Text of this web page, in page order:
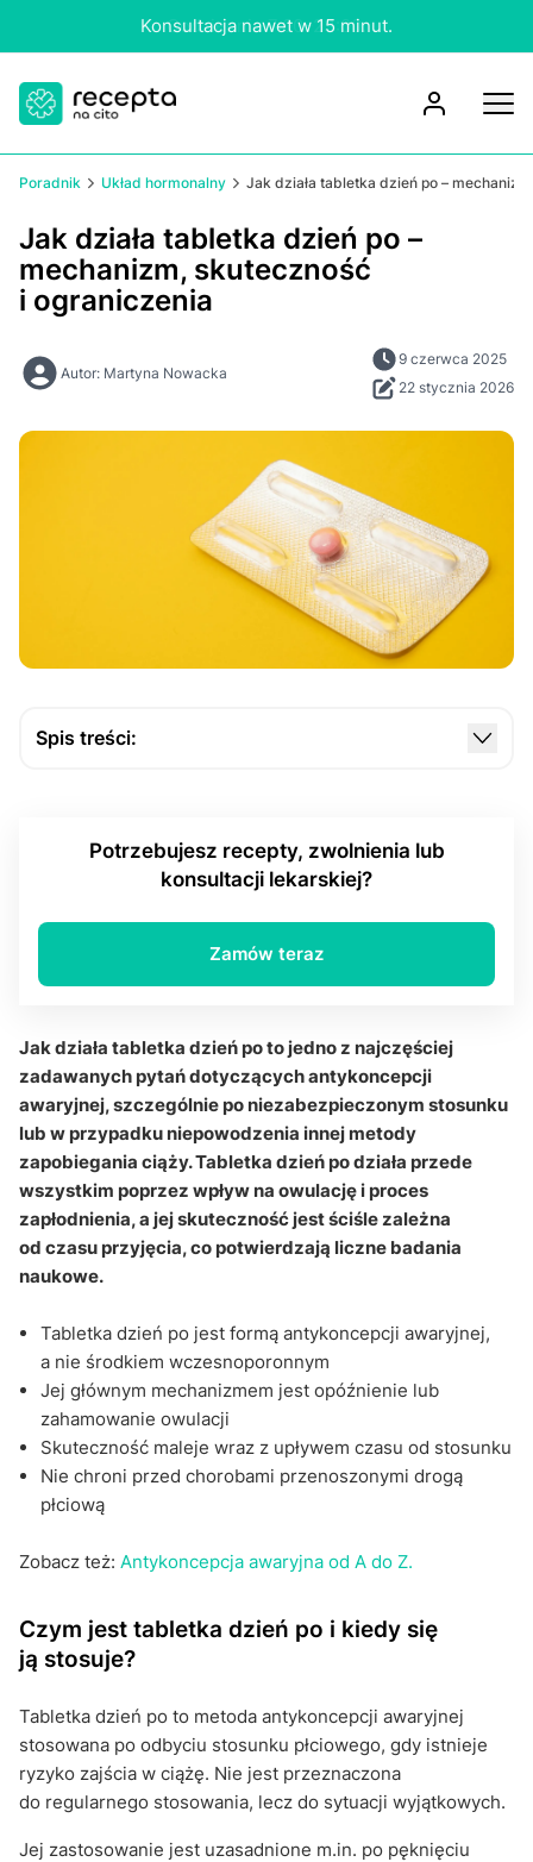
Konsultacja nawet w 15 minut.
Poradnik Układ hormonalny Jak działa tabletka dzień po –
Jak działa tabletka dzień po –
mechanizm, skuteczność
i ograniczenia
Autor: Martyna Nowacka
9 czerwca 2025
22 stycznia 2026
Spis treści:
Jak owulacja wpływa na działanie tabletki dzień
Czy tabletka dzień po wpływa na implantację?
Czy tabletka dzień po chroni przed ciążą i
chorobami przenoszonymi drogą płciową?
Sekcja pytań i odpowiedzi
Potrzebujesz recepty, zwolnienia lub
konsultacji lekarskiej?
Zamów teraz
Jak działa tabletka dzień po to jedno z najczęściej
zadawanych pytań dotyczących antykoncepcji
awaryjnej, szczególnie po niezabezpieczonym stosunku
lub w przypadku niepowodzenia innej metody
zapobiegania ciąży. Tabletka dzień po działa przede
wszystkim poprzez wpływ na owulację i proces
zapłodnienia, a jej skuteczność jest ściśle zależna
od czasu przyjęcia, co potwierdzają liczne badania
naukowe.
Tabletka dzień po jest formą antykoncepcji awaryjnej,
a nie środkiem wczesnoporonnym
Jej głównym mechanizmem jest opóźnienie lub
zahamowanie owulacji
Skuteczność maleje wraz z upływem czasu od stosunku
Nie chroni przed chorobami przenoszonymi drogą
płciową
Zobacz też: Antykoncepcja awaryjna od A do Z.
Czym jest tabletka dzień po i kiedy się
ją stosuje?
Tabletka dzień po to metoda antykoncepcji awaryjnej
stosowana po odbyciu stosunku płciowego, gdy istnieje
ryzyko zajścia w ciążę. Nie jest przeznaczona
do regularnego stosowania, lecz do sytuacji wyjątkowych.
Jej zastosowanie jest uzasadnione m.in. po pęknięciu